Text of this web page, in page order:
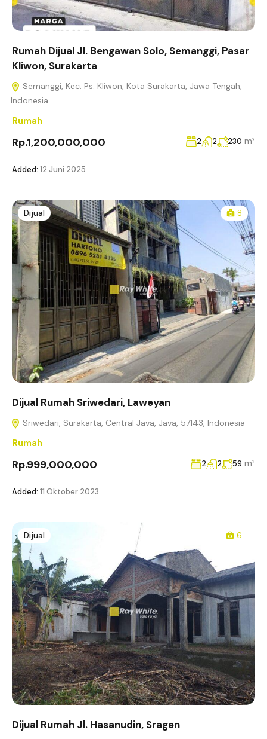
Rumah Dijual Jl. Bengawan Solo, Semanggi, Pasar
Kliwon, Surakarta
Semanggi, Kec. Ps. Kliwon, Kota Surakarta, Jawa Tengah,
Indonesia
Rumah
Rp.1,200,000,000 2 2 230 m²
Added: 12 Juni 2025
Dijual 8
Dijual Rumah Sriwedari, Laweyan
Sriwedari, Surakarta, Central Java, Java, 57143, Indonesia
Rumah
Rp.999,000,000 2 2 59 m²
Added: 11 Oktober 2023
Dijual 6
Dijual Rumah Jl. Hasanudin, Sragen